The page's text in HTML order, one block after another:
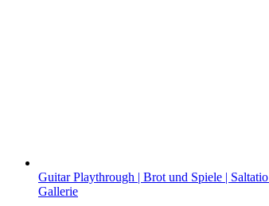
Guitar Playthrough | Brot und Spiele |
Gallerie